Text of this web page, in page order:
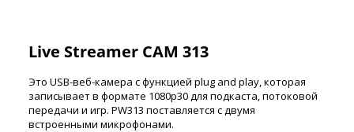
Live Streamer CAM 313
Это USB-веб-камера с функцией plug and play, которая
записывает в формате 1080p30 для подкаста, потоковой
передачи и игр. PW313 поставляется с двумя
встроенными микрофонами.